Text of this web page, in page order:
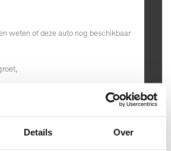
Details Over
instrumentenpaneel
control Park Assist Pack